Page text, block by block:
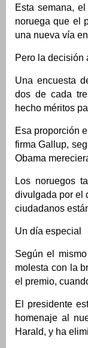
Esta semana,
noruega que el
una nueva vía
Pero la decisión
Una encuesta
dos de cada
hecho méritos
Esa proporción
firma Gallup,
Obama
Los noruegos
divulgada por el
ciudadanos
Un día especial
Según el
molesta con la
el premio,
El presidente
homenaje al
Harald, y ha